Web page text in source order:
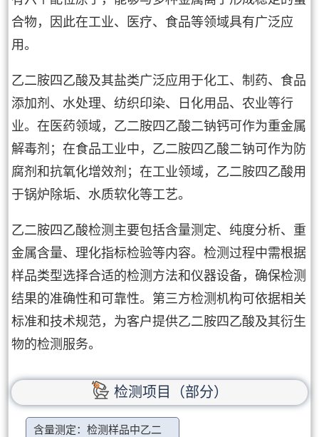
合物，因此在工业、医疗、食品等领域具有广泛应
用。
乙二胺四乙酸及其盐类广泛应用于化工、制药、食品
添加剂、水处理、纺织印染、日化用品、农业等行
业。在医药领域，乙二胺四乙酸二钠钙可作为重金属
解毒剂；在食品工业中，乙二胺四乙酸二钠可作为防
腐剂和抗氧化增效剂；在工业领域，乙二胺四乙酸用
于锅炉除垢、水质软化等工艺。
乙二胺四乙酸检测主要包括含量测定、纯度分析、重
金属含量、理化指标检验等内容。检测过程中需根据
样品类型选择合适的检测方法和仪器设备，确保检测
结果的准确性和可靠性。第三方检测机构可依据相关
标准和技术规范，为客户提供乙二胺四乙酸及其衍生
物的检测服务。
检测项目（部分）
含量测定：检测样品中乙二